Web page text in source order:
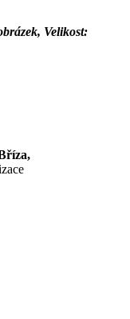
Velikost: